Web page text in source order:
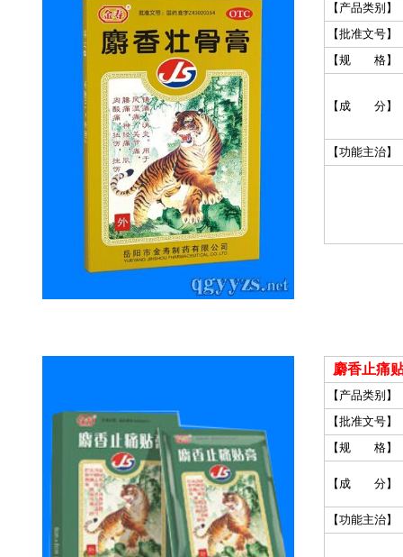
【产品类别】
【批准文号】
【规 格】
【成 分】
【功能主治】
麝香止痛
【产品类别】
【批准文号】
【规 格】
【成 分】
【功能主治】